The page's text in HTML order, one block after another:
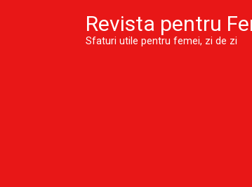
Revista pentru
Sfaturi utile pentru femei, zi de zi